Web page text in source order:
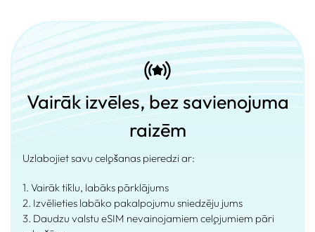
Vairāk izvēles, bez savienojuma
raizēm
Uzlabojiet savu ceļošanas pieredzi ar:
1. Vairāk tīklu, labāks pārklājums
2. Izvēlieties labāko pakalpojumu sniedzēju jums
3. Daudzu valstu eSIM nevainojamiem ceļojumiem pāri